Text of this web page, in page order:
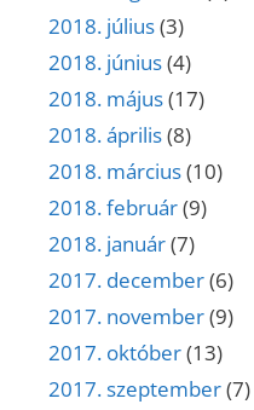
2018. július(3)
2018. június(4)
2018. május(17)
2018. április(8)
2018. március(10)
2018. február(9)
2018. január(7)
2017. december(6)
2017. november(9)
2017. október(13)
2017. szeptember(7)